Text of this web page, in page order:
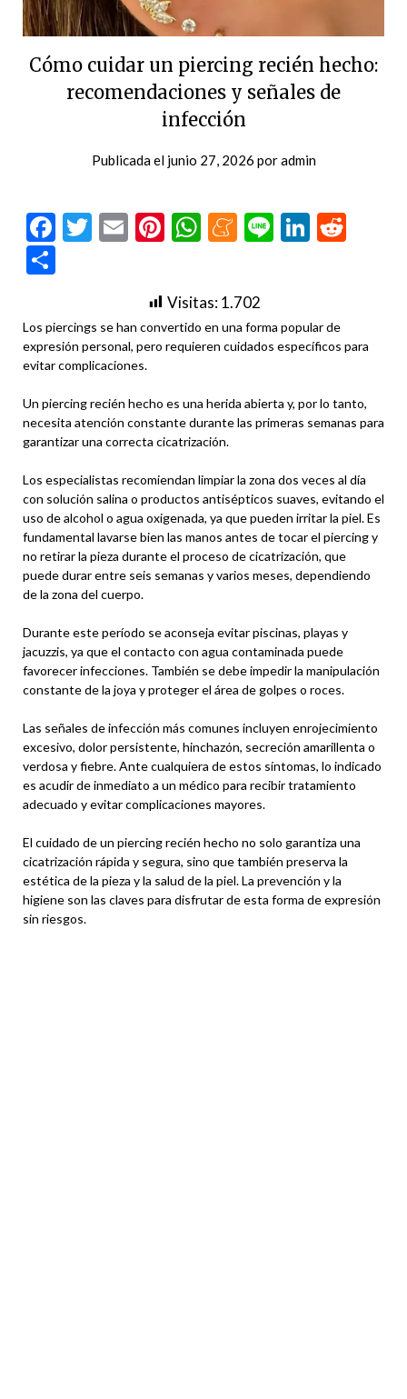
Cómo cuidar un piercing recién hecho:
recomendaciones y señales de
infección
Publicada el junio 27, 2026 poradmin
Facebook
Twitter
EmailPinterest
WhatsApp
Meneame
Line
Visitas:1.702
Los piercings se han convertido en una forma popular de
expresión personal, pero requieren cuidados específicos para
evitar complicaciones.
Un piercing recién hecho es una herida abierta y, por lo tanto,
necesita atención constante durante las primeras semanas para
garantizar una correcta cicatrización.
Los especialistas recomiendan limpiar la zona dos veces al día
con solución salina o productos antisépticos suaves, evitando el
uso de alcohol o agua oxigenada, ya que pueden irritar la piel. Es
fundamental lavarse bien las manos antes de tocar el piercing y
no retirar la pieza durante el proceso de cicatrización, que
puede durar entre seis semanas y varios meses, dependiendo
de la zona del cuerpo.
Durante este período se aconseja evitar piscinas, playas y
jacuzzis, ya que el contacto con agua contaminada puede
favorecer infecciones. También se debe impedir la manipulación
constante de la joya y proteger el área de golpes o roces.
Las señales de infección más comunes incluyen enrojecimiento
excesivo, dolor persistente, hinchazón, secreción amarillenta o
verdosa y fiebre. Ante cualquiera de estos síntomas, lo indicado
es acudir de inmediato a un médico para recibir tratamiento
adecuado y evitar complicaciones mayores.
El cuidado de un piercing recién hecho no solo garantiza una
cicatrización rápida y segura, sino que también preserva la
estética de la pieza y la salud de la piel. La prevención y la
higiene son las claves para disfrutar de esta forma de expresión
sin riesgos.